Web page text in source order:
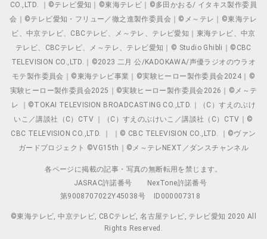
CO.,LTD. ｜©テレビ愛知｜©東海テレビ｜©多田かおる/ イタキス製作委員
会｜©テレビ愛知・フリュー／徹之進製作委員会｜©メ～テレ｜©東海テレ
ビ、中京テレビ、CBCテレビ、メ～テレ、テレビ愛知｜東海テレビ、中京
テレビ、CBCテレビ、メ～テレ、テレビ愛知｜© Studio Ghibli｜©CBC
TELEVISION CO.,LTD.｜©2023 二月 公/KADOKAWA/声優ラジオのウラオ
モテ製作委員会｜©東海テレビ事業｜©実験ヒーロー製作委員会2024｜©
実験ヒーロー製作委員会2025｜©実験ヒーロー製作委員会2026｜©メ～テ
レ ｜©TOKAI TELEVISION BROADCASTING CO.,LTD.｜（C）すえのぶけ
いこ／講談社（C）CTV ｜（C）すえのぶけいこ／講談社（C）CTV｜©
CBC TELEVISION CO.,LTD. ｜ ｜© CBC TELEVISION CO.,LTD. ｜©ヴァン
ガードプロジェクト ©VG15th｜©メ～テレNEXT／ダンスチャンネル
各ページに掲載の記事・写真の無断転用を禁じます。
JASRAC許諾番号
NexTone許諾番号
第9008707022Y45038号
ID000007318
©東海テレビ, 中京テレビ, CBCテレビ, 名古屋テレビ, テレビ愛知 2020 All
Rights Reserved.